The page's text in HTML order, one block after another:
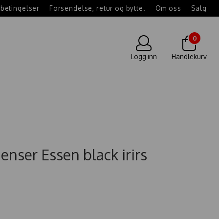
Forsendelse, retur og bytte. Om oss Salg
Logg inn
0
Handlekurv
Essen black irirs